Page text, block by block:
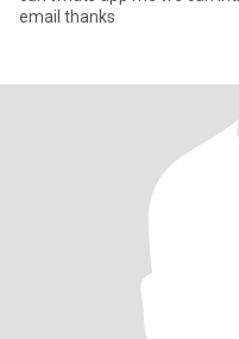
email thanks